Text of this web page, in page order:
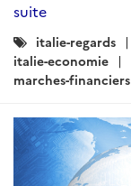
suite
Catégories
:
italie-regards
italie-economie
marches-financiers